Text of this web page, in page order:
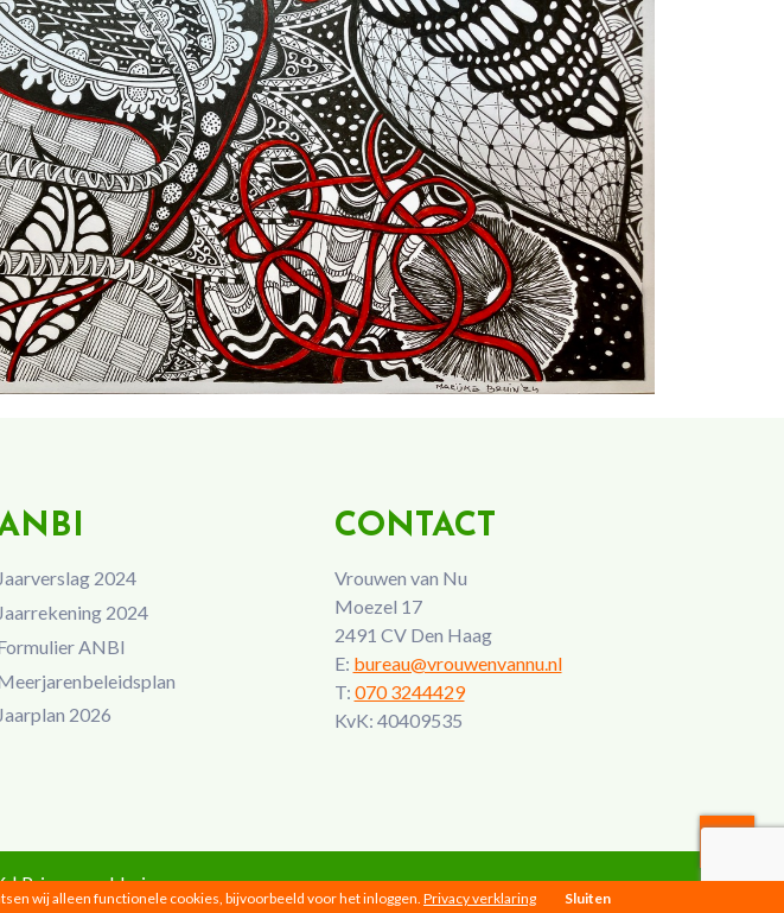
Jaarverslag 2024
Jaarrekening 2024
ANBI
Jaarplan 2026
CONTACT
Vrouwen van Nu
Moezel 17
2491 CV Den Haag
E: bureau@vrouwenvannu.nl
T: 070 3244429
KvK: 40409535
|Privacyverklaring
wij alleen functionele cookies, bijvoorbeeld voor het inloggen. Privacy verklaring Sluiten